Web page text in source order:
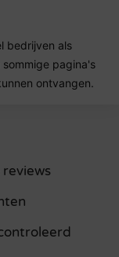
bedrijven als
pagina's
ontvangen.